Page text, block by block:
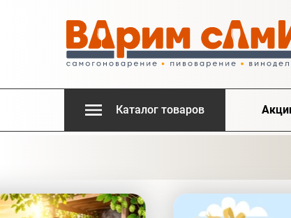
Каталог товаров